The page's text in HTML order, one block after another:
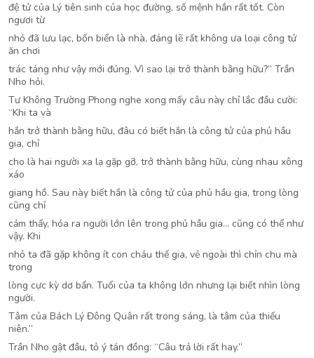
đệ tử của Lý tiên sinh của học đường, số mệnh hắn rất tốt. Còn
ngươi từ
nhỏ đã lưu lạc, bốn biển là nhà, đáng lẽ rất không ưa loại công tử
ăn chơi
trác táng như vậy mới đúng. Vì sao lại trở thành bằng hữu?” Trần
Nho hỏi.
Tư Không Trường Phong nghe xong mấy câu này chỉ lắc đầu cười:
“Khi ta và
hắn trở thành bằng hữu, đâu có biết hắn là công tử của phủ hầu
gia, chỉ
cho là hai người xa lạ gặp gỡ, trở thành bằng hữu, cùng nhau xông
xáo
giang hồ. Sau này biết hắn là công tử của phủ hầu gia, trong lòng
cũng chỉ
cảm thấy, hóa ra người lớn lên trong phủ hầu gia… cũng có thể như
vậy. Khi
nhỏ ta đã gặp không ít con cháu thế gia, vẻ ngoài thì chỉn chu mà
trong
lòng cực kỳ dơ bẩn. Tuổi của ta không lớn nhưng lại biết nhìn lòng
người.
Tâm của Bách Lý Đông Quân rất trong sáng, là tâm của thiếu
niên.”
Trần Nho gật đầu, tỏ ý tán đồng: “Câu trả lời rất hay.”